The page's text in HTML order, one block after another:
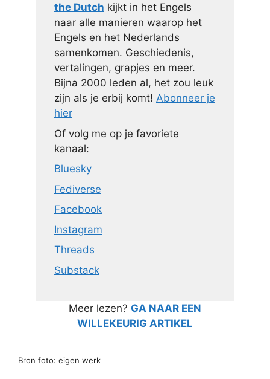
the Dutch kijkt in het Engels
naar alle manieren waarop het
Engels en het Nederlands
samenkomen. Geschiedenis,
vertalingen, grapjes en meer.
Bijna 2000 leden al, het zou leuk
zijn als je erbij komt! Abonneer je
hier
Of volg me op je favoriete
kanaal:
Bluesky
Fediverse
Facebook
Instagram
Threads
Substack
Meer lezen? GA NAAR EEN
WILLEKEURIG ARTIKEL
Bron foto: eigen werk